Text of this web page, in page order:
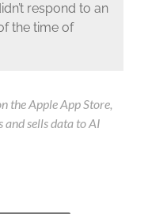
respond to an
the time of
the Apple App Store,
and sells data to AI